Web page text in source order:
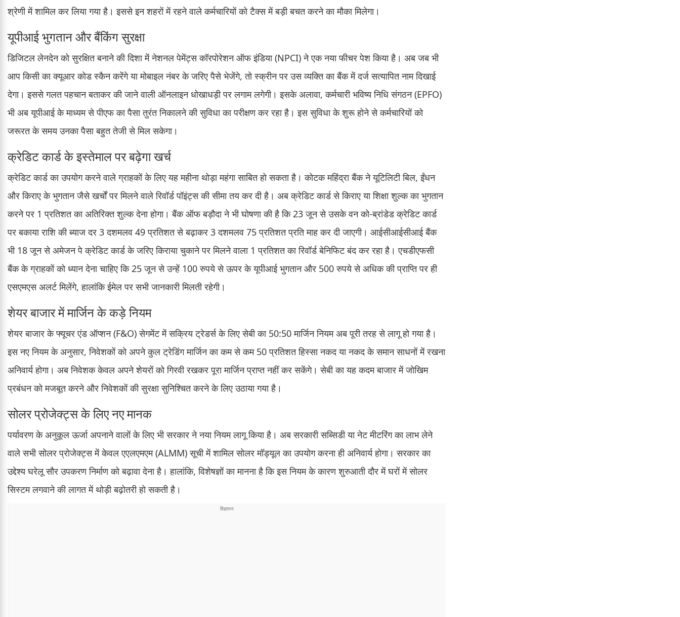
श्रेणी में शामिल कर लिया गया है। इससे इन शहरों में रहने वाले कर्मचारियों को टैक्स में बड़ी बचत करने का मौका मिलेगा।
यूपीआई भुगतान और बैंकिंग सुरक्षा
डिजिटल लेनदेन को सुरक्षित बनाने की दिशा में नेशनल पेमेंट्स कॉरपोरेशन ऑफ इंडिया (NPCI) ने एक नया फीचर पेश किया है। अब जब भी
आप किसी का क्यूआर कोड स्कैन करेंगे या मोबाइल नंबर के जरिए पैसे भेजेंगे, तो स्क्रीन पर उस व्यक्ति का बैंक में दर्ज सत्यापित नाम दिखाई
देगा। इससे गलत पहचान बताकर की जाने वाली ऑनलाइन धोखाधड़ी पर लगाम लगेगी। इसके अलावा, कर्मचारी भविष्य निधि संगठन (EPFO)
भी अब यूपीआई के माध्यम से पीएफ का पैसा तुरंत निकालने की सुविधा का परीक्षण कर रहा है। इस सुविधा के शुरू होने से कर्मचारियों को
जरूरत के समय उनका पैसा बहुत तेजी से मिल सकेगा।
क्रेडिट कार्ड के इस्तेमाल पर बढ़ेगा खर्च
क्रेडिट कार्ड का उपयोग करने वाले ग्राहकों के लिए यह महीना थोड़ा महंगा साबित हो सकता है। कोटक महिंद्रा बैंक ने यूटिलिटी बिल, ईंधन
और किराए के भुगतान जैसे खर्चों पर मिलने वाले रिवॉर्ड पॉइंट्स की सीमा तय कर दी है। अब क्रेडिट कार्ड से किराए या शिक्षा शुल्क का भुगतान
करने पर 1 प्रतिशत का अतिरिक्त शुल्क देना होगा। बैंक ऑफ बड़ौदा ने भी घोषणा की है कि 23 जून से उसके वन को-ब्रांडेड क्रेडिट कार्ड
पर बकाया राशि की ब्याज दर 3 दशमलव 49 प्रतिशत से बढ़ाकर 3 दशमलव 75 प्रतिशत प्रति माह कर दी जाएगी। आईसीआईसीआई बैंक
भी 18 जून से अमेजन पे क्रेडिट कार्ड के जरिए किराया चुकाने पर मिलने वाला 1 प्रतिशत का रिवॉर्ड बेनिफिट बंद कर रहा है। एचडीएफसी
बैंक के ग्राहकों को ध्यान देना चाहिए कि 25 जून से उन्हें 100 रुपये से ऊपर के यूपीआई भुगतान और 500 रुपये से अधिक की प्राप्ति पर ही
एसएमएस अलर्ट मिलेंगे, हालांकि ईमेल पर सभी जानकारी मिलती रहेगी।
शेयर बाजार में मार्जिन के कड़े नियम
शेयर बाजार के फ्यूचर एंड ऑप्शन (F&O) सेगमेंट में सक्रिय ट्रेडर्स के लिए सेबी का 50:50 मार्जिन नियम अब पूरी तरह से लागू हो गया है।
इस नए नियम के अनुसार, निवेशकों को अपने कुल ट्रेडिंग मार्जिन का कम से कम 50 प्रतिशत हिस्सा नकद या नकद के समान साधनों में रखना
अनिवार्य होगा। अब निवेशक केवल अपने शेयरों को गिरवी रखकर पूरा मार्जिन प्राप्त नहीं कर सकेंगे। सेबी का यह कदम बाजार में जोखिम
प्रबंधन को मजबूत करने और निवेशकों की सुरक्षा सुनिश्चित करने के लिए उठाया गया है।
सोलर प्रोजेक्ट्स के लिए नए मानक
पर्यावरण के अनुकूल ऊर्जा अपनाने वालों के लिए भी सरकार ने नया नियम लागू किया है। अब सरकारी सब्सिडी या नेट मीटरिंग का लाभ लेने
वाले सभी सोलर प्रोजेक्ट्स में केवल एएलएमएम (ALMM) सूची में शामिल सोलर मॉड्यूल का उपयोग करना ही अनिवार्य होगा। सरकार का
उद्देश्य घरेलू सौर उपकरण निर्माण को बढ़ावा देना है। हालांकि, विशेषज्ञों का मानना है कि इस नियम के कारण शुरुआती दौर में घरों में सोलर
सिस्टम लगवाने की लागत में थोड़ी बढ़ोतरी हो सकती है।